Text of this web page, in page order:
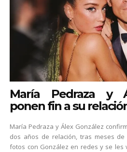
María Pedraza y
ponen fin a su
María Pedraza y Álex González
dos años de relación, tras meses de
fotos con González en redes y se les